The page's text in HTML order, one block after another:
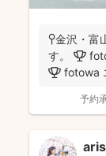
📍金沢・富
す。 🏆
🏆 fotowa
予約